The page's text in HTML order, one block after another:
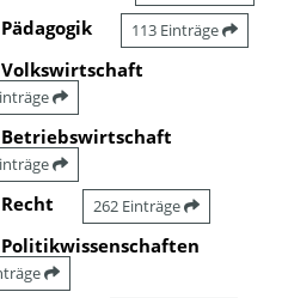
113 Einträge
262 Einträge